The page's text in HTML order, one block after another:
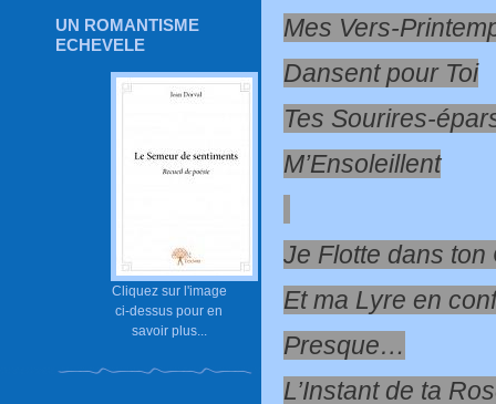
UN ROMANTISME
ECHEVELE
Cliquez sur l'image
ci-dessus pour en
savoir plus...
Mes Vers-
Dansent pour Toi
Tes Sourires-
M’Ensoleillent
Je Flotte dans ton
Et ma Lyre en
Presque…
L’Instant de ta